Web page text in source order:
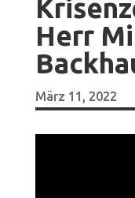
Herr
März 11, 2022